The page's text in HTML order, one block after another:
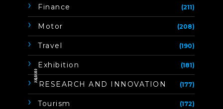
Finance (211)
Motor (208)
Travel (190)
Exhibition (181)
ิิีิิิิิRESEARCH AND INNOVATION (177)
Tourism (172)